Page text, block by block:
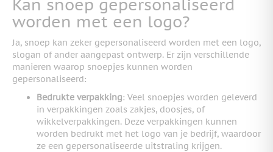
Kan snoep gepersonaliseerd
worden met een logo?
Ja, snoep kan zeker gepersonaliseerd worden met een logo,
slogan of ander aangepast ontwerp. Er zijn verschillende
manieren waarop snoepjes kunnen worden
gepersonaliseerd:
Bedrukte verpakking: Veel snoepjes worden geleverd
in verpakkingen zoals zakjes, doosjes, of
wikkelverpakkingen. Deze verpakkingen kunnen
worden bedrukt met het logo van je bedrijf, waardoor
ze een gepersonaliseerde uitstraling krijgen.